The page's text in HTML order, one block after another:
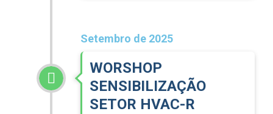
Setembro de 2025
WORSHOP
SENSIBILIZAÇÃO
SETOR HVAC-R